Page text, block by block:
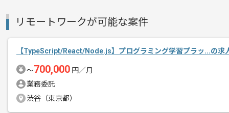
リモート作業を導入しております。
リモートワークが可能な案件
【TypeScript/React/Node.js】プログラミング学習プラッ...の求
〜700,000 円／月
業務委託
渋谷（東京都）